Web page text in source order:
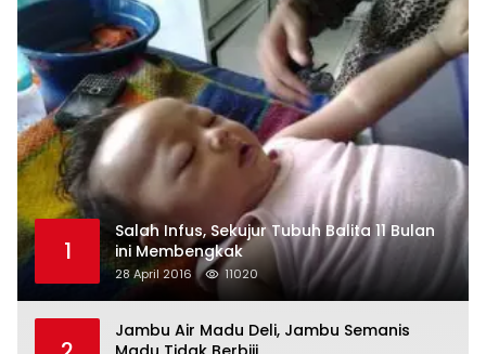
1
Salah Infus, Sekujur Tubuh Balita 11 Bulan
ini Membengkak
28 April 2016 11020
Jambu Air Madu Deli, Jambu Semanis